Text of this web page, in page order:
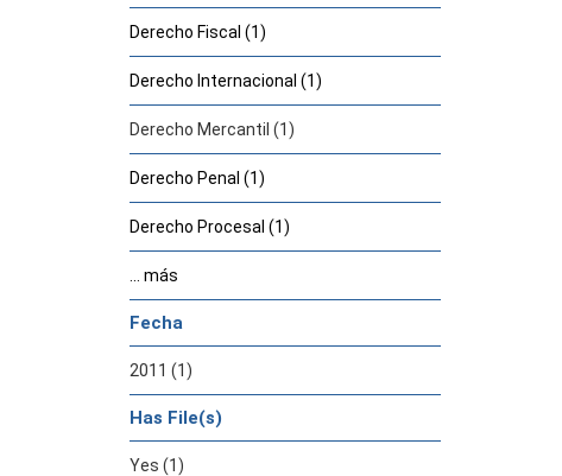
Derecho Fiscal (1)
Derecho Internacional (1)
Derecho Mercantil (1)
Derecho Penal (1)
Derecho Procesal (1)
... más
Fecha
2011 (1)
Has File(s)
Yes (1)